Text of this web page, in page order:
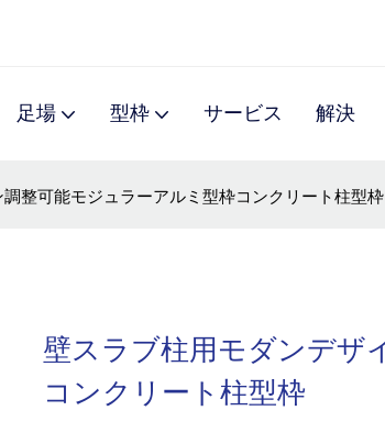
足場 型枠 サービス 解決
整可能モジュラーアルミ型枠コンクリート柱型枠
壁スラブ柱用モダンデザ
コンクリート柱型枠